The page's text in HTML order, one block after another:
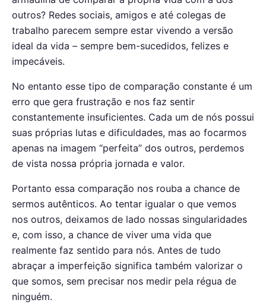
outros? Redes sociais, amigos e até colegas de
trabalho parecem sempre estar vivendo a versão
ideal da vida – sempre bem-sucedidos, felizes e
impecáveis.
No entanto esse tipo de comparação constante é um
erro que gera frustração e nos faz sentir
constantemente insuficientes. Cada um de nós possui
suas próprias lutas e dificuldades, mas ao focarmos
apenas na imagem “perfeita” dos outros, perdemos
de vista nossa própria jornada e valor.
Portanto essa comparação nos rouba a chance de
sermos autênticos. Ao tentar igualar o que vemos
nos outros, deixamos de lado nossas singularidades
e, com isso, a chance de viver uma vida que
realmente faz sentido para nós. Antes de tudo
abraçar a imperfeição significa também valorizar o
que somos, sem precisar nos medir pela régua de
ninguém.